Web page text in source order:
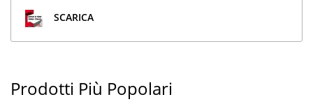
SCARICA
Prodotti Più Popolari